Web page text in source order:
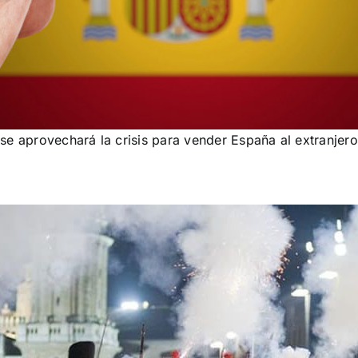
aprovechará la crisis para vender España al